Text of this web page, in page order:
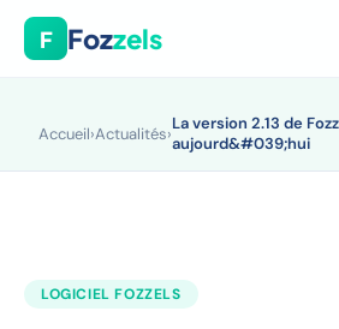
F Fozzels
Accueil›Actualités›La version 2.13 de
aujourd&#039;hui
LOGICIEL FOZZELS